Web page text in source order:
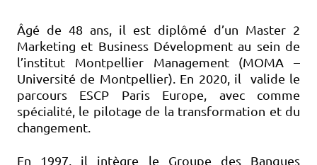
Âgé de 48 ans, il est diplômé d’un Master 2
Marketing et Business Dévelopment au sein de
l’institut Montpellier Management (MOMA –
Université de Montpellier). En 2020, il valide le
parcours ESCP Paris Europe, avec comme
spécialité, le pilotage de la transformation et du
changement.
En 1997, il intègre le Groupe des Banques